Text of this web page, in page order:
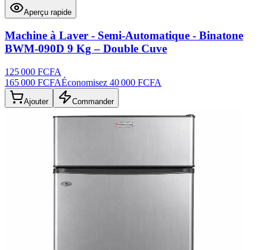
Aperçu rapide
Machine à Laver - Semi-Automatique - Binatone
BWM-090D 9 Kg – Double Cuve
125 000 FCFA
165 000 FCFAÉconomisez 40 000 FCFA
Ajouter Commander